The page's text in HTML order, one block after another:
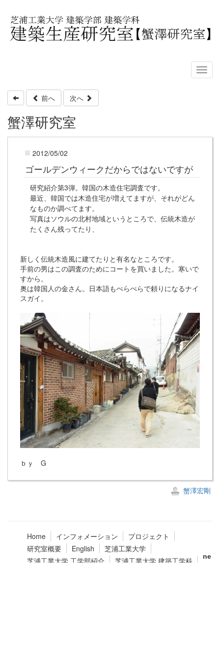
前へ 次へ
蟹澤研究室
2012/05/02
ゴールデンウィークだからではないですが
研究紹介第3弾。韓国の木造住宅調査です。
最近、韓国では木造住宅が増えてますが、それがどん
なものか調べてます。
写真はソウルの北村地域というところで、伝統木造が
たくさん残ってたり、
新しく伝統木造風に建てたりと有名なところです。
手前の男はこの調査のためにコートを買いました。寒いで
すから。
奥は韓国人の金さん。日本語もぺらぺらで頼りになるナイ
スガイ。
ｂｙ G
蟹澤宏剛
Home インフォメーション
プロジェクト
研究室概要
English
芝浦工業大学
芝浦工業大学 工学部紹介
芝浦工業大学 建築工学科
ne